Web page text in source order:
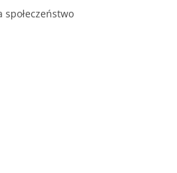
społeczeństwo